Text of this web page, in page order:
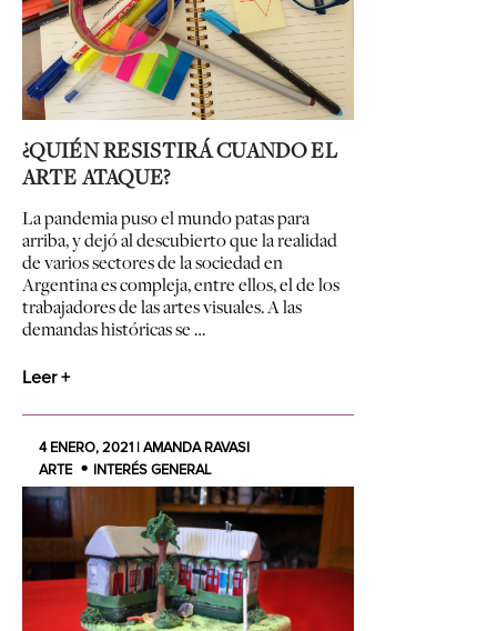
¿QUIÉN RESISTIRÁ CUANDO EL
ARTE ATAQUE?
La pandemia puso el mundo patas para
arriba, y dejó al descubierto que la realidad
de varios sectores de la sociedad en
Argentina es compleja, entre ellos, el de los
trabajadores de las artes visuales. A las
demandas históricas se …
Leer +
4 ENERO, 2021 | AMANDA RAVASI
ARTE
INTERÉS GENERAL